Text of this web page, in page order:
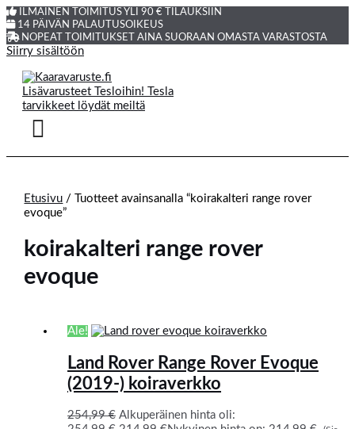
ILMAINEN TOIMITUS YLI 90 € TILAUKSIIN
14 PÄIVÄN PALAUTUSOIKEUS
NOPEAT TOIMITUKSET AINA SUORAAN OMASTA VARASTOSTA
Siirry sisältöön
Etusivu / Tuotteet avainsanalla “koirakalteri range rover
evoque”
koirakalteri range rover
evoque
Ale!
Land Rover Range Rover Evoque
(2019-) koiraverkko
254,99€ Alkuperäinen hinta oli: